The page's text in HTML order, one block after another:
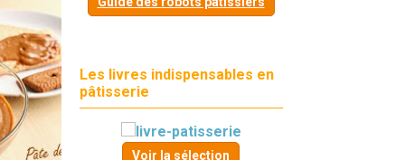
Les livres indispensables en
pâtisserie
Voir la sélection